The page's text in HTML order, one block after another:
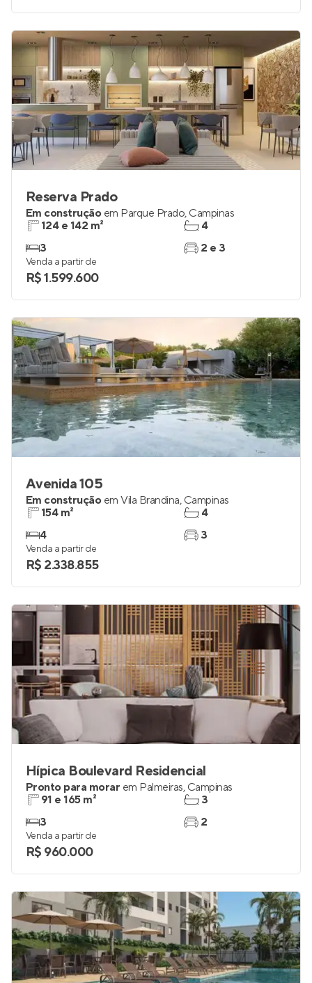
Reserva Prado
Em construção em Parque Prado, Campinas
124 e 142 m²
3
4
2 e 3
Venda a partir de
R$ 1.599.600
Avenida 105
Em construção em Vila Brandina, Campinas
154 m²
4
4
3
Venda a partir de
R$ 2.338.855
Hípica Boulevard Residencial
Pronto para morar em Palmeiras, Campinas
91 e 165 m²
3
3
2
Venda a partir de
R$ 960.000